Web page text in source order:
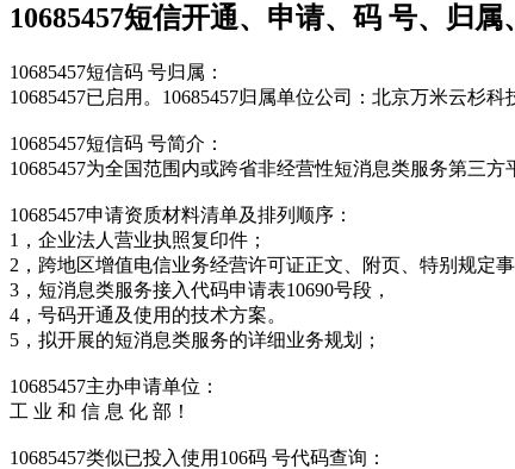
10685457短信开通、申请、码 号、归属
10685457短信码 号归属：
10685457已启用。10685457归属单位公司：北京万米云杉科
10685457短信码 号简介：
10685457为全国范围内或跨省非经营性短消息类服务第三
10685457申请资质材料清单及排列顺序：
1，企业法人营业执照复印件；
2，跨地区增值电信业务经营许可证正文、附页、特别规定
3，短消息类服务接入代码申请表10690号段，
4，号码开通及使用的技术方案。
5，拟开展的短消息类服务的详细业务规划；
10685457主办申请单位：
工 业 和 信 息 化 部！
10685457类似已投入使用106码 号代码查询：